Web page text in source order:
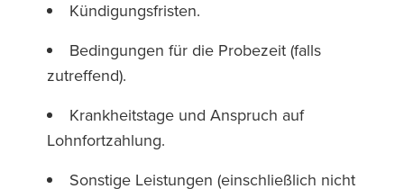
Kündigungsfristen.
Bedingungen für die Probezeit (falls
zutreffend).
Krankheitstage und Anspruch auf
Lohnfortzahlung.
Sonstige Leistungen (einschließlich nicht